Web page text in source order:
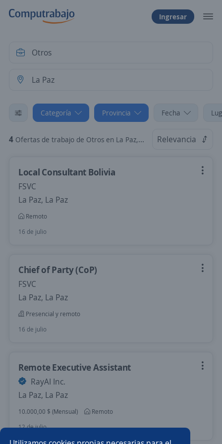
Ingresar
Categoría Provincia Fecha
4 Ofertas de trabajo de Otros en La Paz, La Paz Relevancia
Local Consultant Bolivia
FSVC
La Paz, La Paz
Remoto
16 de julio
Chief of Party (CoP)
FSVC
La Paz, La Paz
Presencial y remoto
16 de julio
Remote Executive Assistant
RayAI Inc.
La Paz, La Paz
10.000,00 $ (Mensual)
Remoto
12 de julio